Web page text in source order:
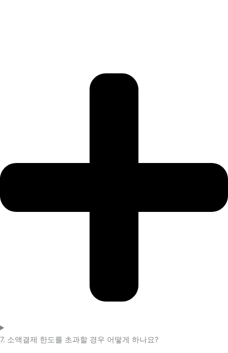
7. 소액결제 한도를 초과할 경우 어떻게 하나요?